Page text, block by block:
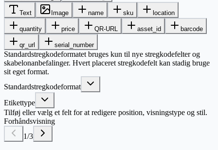
Text Image name sku location
quantity price QR-URL asset_id barcode
qr_url serial_number
Standardstregkodeformatet bruges kun til nye stregkodefelter og
skabelonanbefalinger. Hvert placeret stregkodefelt kan stadig bruge
sit eget format.
Standardstregkodeformat
Etikettype
Tilføj eller vælg et felt for at redigere position, visningstype og stil.
Forhåndsvisning
1/3